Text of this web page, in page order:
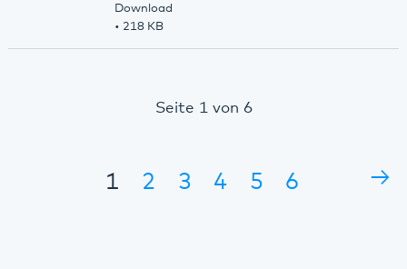
Download
• 218 KB
Seite 1 von 6
1 2 3 4 5 6 →